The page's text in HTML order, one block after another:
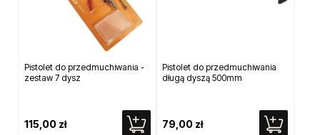
Pistolet do przedmuchiwania -
zestaw 7 dysz
115,00 zł
Pistolet do przedmuchiwania
długą dyszą 500mm
79,00 zł